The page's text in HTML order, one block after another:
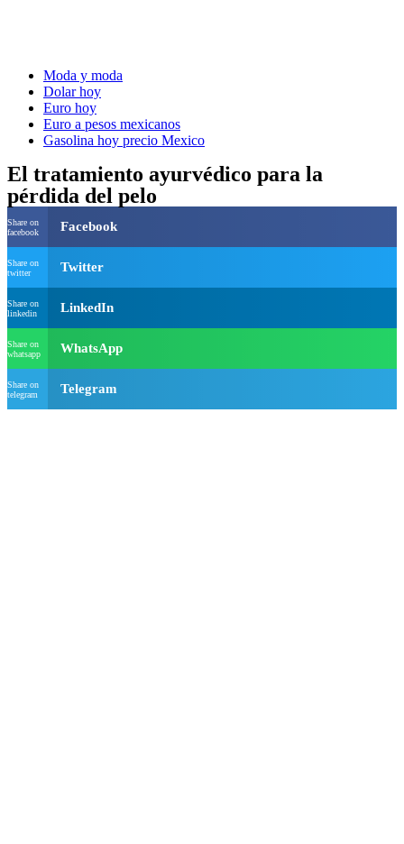
Moda y moda
Dolar hoy
Euro hoy
Euro a pesos mexicanos
Gasolina hoy precio Mexico
El tratamiento ayurvédico para la
pérdida del pelo
Share on
facebook
Facebook
Share on
twitter
Twitter
Share on
linkedin
LinkedIn
Share on
whatsapp
WhatsApp
Share on
telegram
Telegram